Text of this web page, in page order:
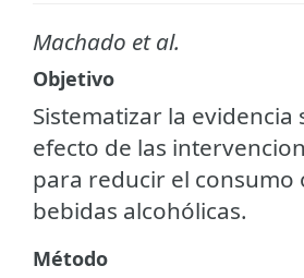
Machado et al.
Objetivo
Sistematizar la evidencia
efecto de las
para reducir el consumo
bebidas alcohólicas.
Método